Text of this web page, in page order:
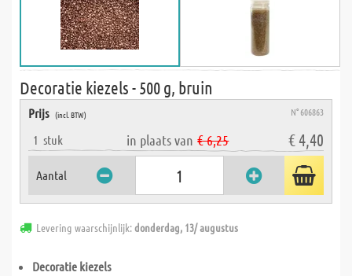
Decoratie kiezels - 500 g, bruin
Prijs (incl. BTW) N° 606863
1 stuk in plaats van € 6,25 € 4,40
Aantal
Levering waarschijnlijk:donderdag, 13/ augustus
Decoratie kiezels